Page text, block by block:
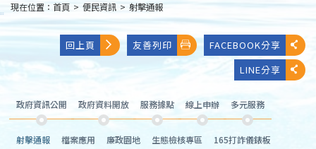
:::
現在位置： 首頁 > 便民資訊 > 射擊通報
回上頁 友善列印
FACEBOOK分享
LINE分享
政府資訊公開 政府資料開放 服務據點 線上申辦 多元服務
射擊通報 檔案應用 廉政園地 生態檢核專區 165打詐儀錶板